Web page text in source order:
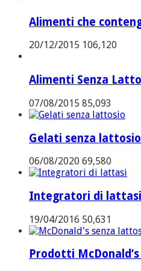
Alimenti che
20/12/2015 106,120
Alimenti Senza
07/08/2015 85,093
Gelati senza
06/08/2020 69,580
Integratori di
19/04/2016 50,631
Prodotti